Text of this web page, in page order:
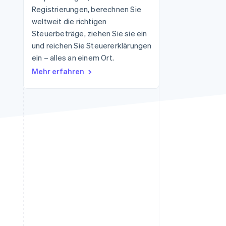
Stripe-Sessions 2026
Erfahren Sie, wie Stripe
Lösungen für die
Wirtschaftsinfrastruktur
Registrierungen, berechnen Sie
weltweit die richtigen
Steuerbeträge, ziehen Sie sie ein
und reichen Sie Steuererklärungen
ein – alles an einem Ort.
Mehr erfahren